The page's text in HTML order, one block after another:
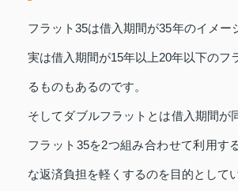
フラット35は借入期間が35年のイメー
実は借入期間が15年以上20年以下のフ
るものもあるのです。
そしてダブルフラットとは借入期間が
フラット35を2つ組み合わせて利用す
な返済負担を軽くするのを目的として